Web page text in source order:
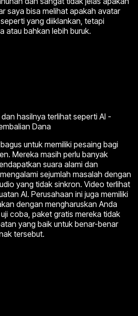
saya bisa melihat apakah avatar
yang diiklankan, tetapi
atau bahkan lebih buruk.
dan hasilnya terlihat seperti AI -
Dana
untuk memiliki pesaing bagi
Mereka masih perlu banyak
suara alami dan
sejumlah masalah dengan
yang tidak sinkron. Video terlihat
AI. Perusahaan ini juga memiliki
dengan mengharuskan Anda
coba, paket gratis mereka tidak
yang baik untuk benar-benar
tersebut.